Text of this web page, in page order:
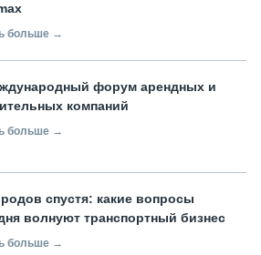
больше →
форум арендных и
компаний
больше →
спустя: какие вопросы
волнуют транспортный бизнес
больше →